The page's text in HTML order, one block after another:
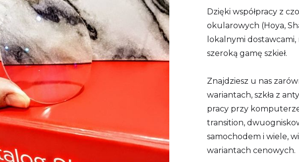
Dzięki współpracy z
okularowych (Hoya,
lokalnymi
szeroką gamę szkieł.
Znajdziesz u nas
wariantach, szkła z
pracy przy
transition,
samochodem i wiele,
wariantach cenowych.